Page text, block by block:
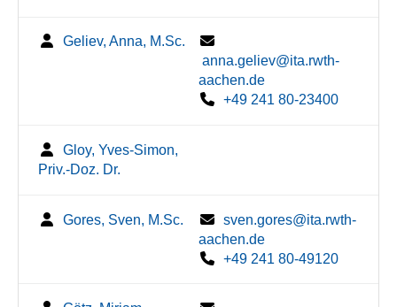
Geliev, Anna, M.Sc.
anna.geliev@ita.rwth-
aachen.de
+49 241 80-23400
Gloy, Yves-Simon,
Priv.-Doz. Dr.
Gores, Sven, M.Sc.
sven.gores@ita.rwth-
aachen.de
+49 241 80-49120